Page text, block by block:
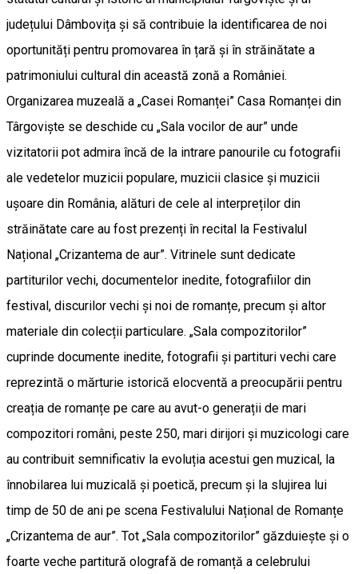
județului Dâmbovița și să contribuie la identificarea de noi
oportunități pentru promovarea în țară și în străinătate a
patrimoniului cultural din această zonă a României.
Organizarea muzeală a „Casei Romanței” Casa Romanței din
Târgoviște se deschide cu „Sala vocilor de aur” unde
vizitatorii pot admira încă de la intrare panourile cu fotografii
ale vedetelor muzicii populare, muzicii clasice și muzicii
ușoare din România, alături de cele al interpreților din
străinătate care au fost prezenți în recital la Festivalul
Național „Crizantema de aur”. Vitrinele sunt dedicate
partiturilor vechi, documentelor inedite, fotografiilor din
festival, discurilor vechi și noi de romanțe, precum și altor
materiale din colecții particulare. „Sala compozitorilor”
cuprinde documente inedite, fotografii și partituri vechi care
reprezintă o mărturie istorică elocventă a preocupării pentru
creația de romanțe pe care au avut-o generații de mari
compozitori români, peste 250, mari dirijori și muzicologi care
au contribuit semnificativ la evoluția acestui gen muzical, la
înnobilarea lui muzicală și poetică, precum și la slujirea lui
timp de 50 de ani pe scena Festivalului Național de Romanțe
„Crizantema de aur”. Tot „Sala compozitorilor” găzduiește și o
foarte veche partitură olografă de romanță a celebrului